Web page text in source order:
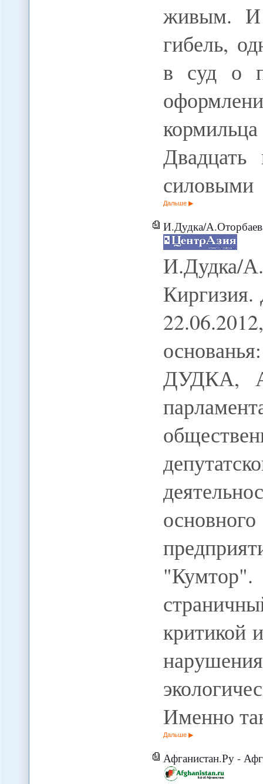
живым. И
гибель,
в суд о
Дальше
И.Дудка/
ДУДКА,
критикой
Именно
Дальше
Афганистан.Ру - Афганистан